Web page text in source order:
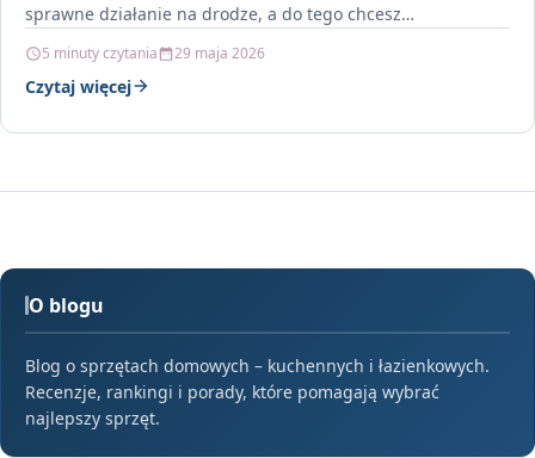
sprawne działanie na drodze, a do tego chcesz…
5 minuty czytania 29 maja 2026
Czytaj więcej
O blogu
Blog o sprzętach domowych – kuchennych i łazienkowych.
Recenzje, rankingi i porady, które pomagają wybrać
najlepszy sprzęt.